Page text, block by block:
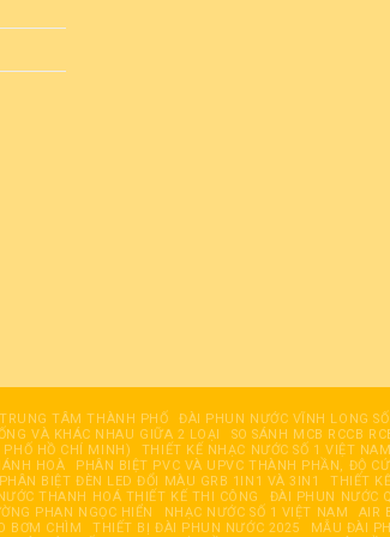
TÂM THÀNH PHỐ ĐÀI PHUN NƯỚC VĨNH LONG SỐ
VÀ KHÁC NHAU GIỮA 2 LOẠI
SO SÁNH MCB RCCB
HỒ CHÍ MINH) THIẾT KẾ NHẠC NƯỚC SỐ 1 VIỆT
HOÀ
PHÂN BIỆT PVC VÀ UPVC THÀNH PHẦN, ĐỘ
PHÂN BIỆT ĐÈN LED ĐỔI MÀU GRB 1IN1 VÀ 3IN1
THIẾT
THANH HOÁ THIẾT KẾ THI CÔNG
ĐÀI PHUN NƯỚC
PHAN NGỌC HIỂN NHẠC NƯỚC SỐ 1 VIỆT NAM
AIR
BƠM CHÌM THIẾT BỊ ĐÀI PHUN NƯỚC 2025 MẪU ĐÀI